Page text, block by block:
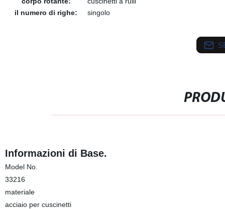
il numero di righe:
singolo
Informazioni di Base.
Model No.
33216
materiale
acciaio per cuscinetti